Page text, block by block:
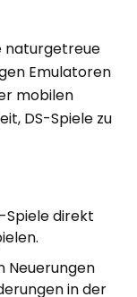
naturgetreue
Emulatoren
mobilen
DS-Spiele zu
Spiele direkt
Neuerungen
in der